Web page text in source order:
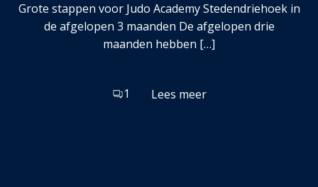
Grote stappen voor Judo Academy Stedendriehoek in
de afgelopen 3 maanden De afgelopen drie
maanden hebben […]
1 Lees meer